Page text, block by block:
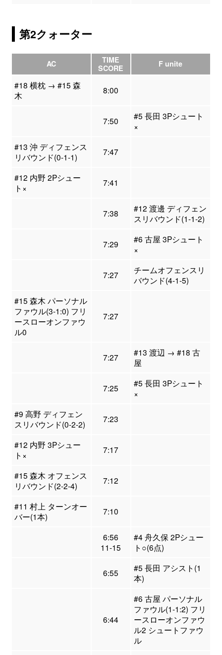
第2クォーター
AC
TIME
SCORE
F unite
#18 横枕 → #15 森
木
8:00
7:50
#5 長田 3Pシュート
×
#13 沖 ディフェンス
リバウンド(0-1-1)
7:47
#12 内野 2Pシュー
ト×
7:41
7:38
#12 渡邊 ディフェン
スリバウンド(1-1-2)
7:29
#6 古屋 3Pシュート
×
7:27
チームオフェンスリ
バウンド(4-1-5)
#15 森木 パーソナル
ファウル(3-1:0) フリ
ースローオンファウ
ル0
7:27
7:27
#13 渡辺 → #18 古
屋
7:25
#5 長田 3Pシュート
×
#9 高野 ディフェン
スリバウンド(0-2-2)
7:23
#12 内野 3Pシュー
ト×
7:17
#15 森木 オフェンス
リバウンド(2-2-4)
7:12
#11 村上 ターンオー
バー(1本)
7:10
6:56
11-15
#4 舟久保 2Pシュー
ト○(6点)
6:55
#5 長田 アシスト(1
本)
6:44
#6 古屋 パーソナル
ファウル(1-1:2) フリ
ースローオンファウ
ル2 シュートファウ
ル